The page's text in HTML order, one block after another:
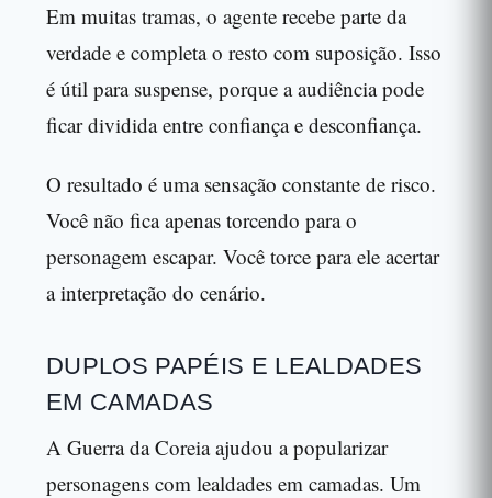
Em muitas tramas, o agente recebe parte da
verdade e completa o resto com suposição. Isso
é útil para suspense, porque a audiência pode
ficar dividida entre confiança e desconfiança.
O resultado é uma sensação constante de risco.
Você não fica apenas torcendo para o
personagem escapar. Você torce para ele acertar
a interpretação do cenário.
DUPLOS PAPÉIS E LEALDADES
EM CAMADAS
A Guerra da Coreia ajudou a popularizar
personagens com lealdades em camadas. Um